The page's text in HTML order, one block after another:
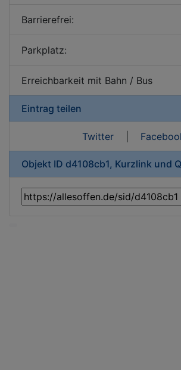
Barrierefrei:
Parkplatz:
Erreichbarkeit mit Bahn / Bus
Eintrag teilen
Twitter|
Objekt ID d4108cb1, Kurzlink und